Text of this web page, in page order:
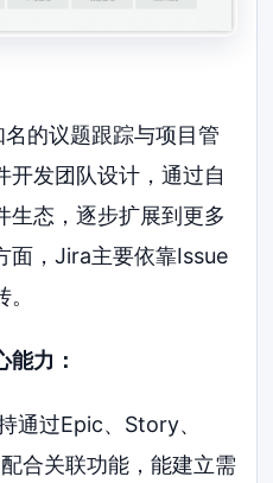
的议题跟踪与项目管
开发团队设计，通过自
生态，逐步扩展到更多
面，Jira主要依靠Issue
能力：
通过Epic、Story、
合关联功能，能建立需